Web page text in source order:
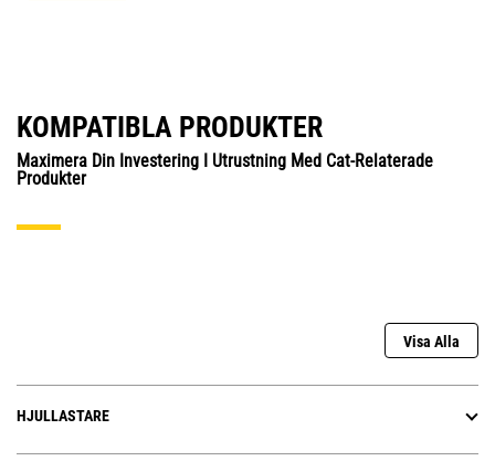
KOMPATIBLA PRODUKTER
Maximera Din Investering I Utrustning Med Cat-Relaterade
Produkter
Visa Alla
HJULLASTARE